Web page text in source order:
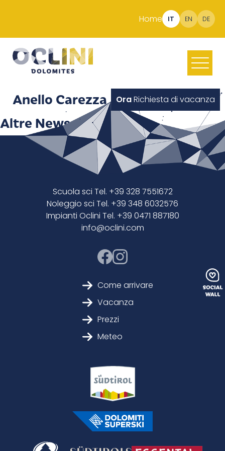
Home IT EN DE
OraRichiesta di vacanza
Anello Carezza
Altre News
Scuola sci Tel. +39 328 7551672
Noleggio sci Tel. +39 348 6032576
Impianti Oclini Tel. +39 0471 887180
info@oclini.com
Come arrivare
Vacanza
Prezzi
Meteo